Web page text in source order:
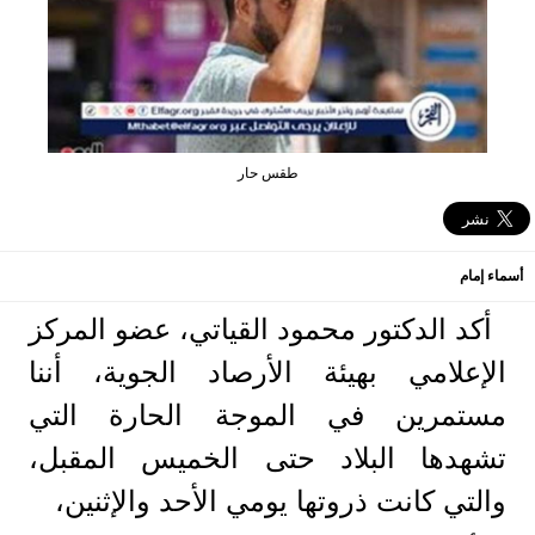
طقس حار
أسماء إمام
أكد الدكتور محمود القياتي، عضو المركز
الإعلامي بهيئة الأرصاد الجوية، أننا
مستمرين في الموجة الحارة التي
تشهدها البلاد حتى الخميس المقبل،
والتي كانت ذروتها يومي الأحد والإثنين،